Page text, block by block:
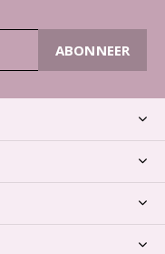
ABONNEER